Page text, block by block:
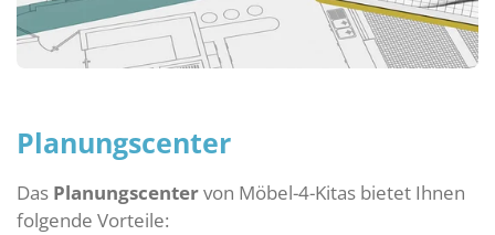
Planungscenter
Das Planungscentervon Möbel-4-Kitas bietet Ihnen
folgende Vorteile: